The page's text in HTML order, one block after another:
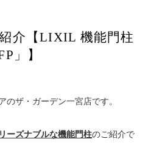
介【LIXIL 機能門柱
」】
のザ・ガーデン一宮店です。
ーズナブルな機能門柱のご紹介で